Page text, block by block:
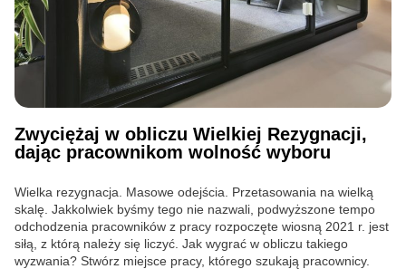
Zwyciężaj w obliczu Wielkiej Rezygnacji,
dając pracownikom wolność wyboru
Wielka rezygnacja. Masowe odejścia. Przetasowania na wielką
skalę. Jakkolwiek byśmy tego nie nazwali, podwyższone tempo
odchodzenia pracowników z pracy rozpoczęte wiosną 2021 r. jest
siłą, z którą należy się liczyć. Jak wygrać w obliczu takiego
wyzwania? Stwórz miejsce pracy, którego szukają pracownicy.